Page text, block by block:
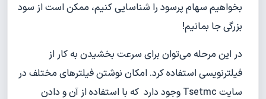
بخواهیم سهام پرسود را شناسایی کنیم، ممکن است از سود
بزرگی جا بمانیم!
در این مرحله می‌توان برای سرعت بخشیدن به کار از
فیلترنویسی استفاده کرد. امکان نوشتن فیلترهای مختلف در
سایت Tsetmc وجود دارد که با استفاده از آن و دادن